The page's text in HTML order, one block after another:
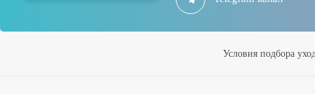
Условия подбора